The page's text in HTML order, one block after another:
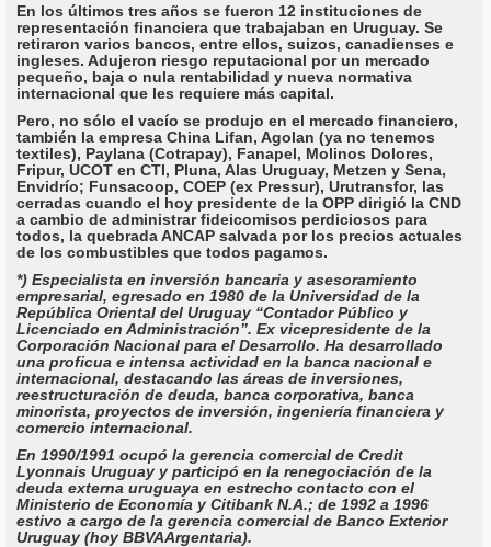
En los últimos tres años se fueron 12 instituciones de
representación financiera que trabajaban en Uruguay. Se
retiraron varios bancos, entre ellos, suizos, canadienses e
ingleses. Adujeron riesgo reputacional por un mercado
pequeño, baja o nula rentabilidad y nueva normativa
internacional que les requiere más capital.
Pero, no sólo el vacío se produjo en el mercado financiero,
también la empresa China Lifan, Agolan (ya no tenemos
textiles), Paylana (Cotrapay), Fanapel, Molinos Dolores,
Fripur, UCOT en CTI, Pluna, Alas Uruguay, Metzen y Sena,
Envidrío; Funsacoop, COEP (ex Pressur), Urutransfor, las
cerradas cuando el hoy presidente de la OPP dirigió la CND
a cambio de administrar fideicomisos perdiciosos para
todos, la quebrada ANCAP salvada por los precios actuales
de los combustibles que todos pagamos.
*) Especialista en inversión bancaria y asesoramiento
empresarial, egresado en 1980 de la Universidad de la
República Oriental del Uruguay “Contador Público y
Licenciado en Administración”. Ex vicepresidente de la
Corporación Nacional para el Desarrollo. Ha desarrollado
una proficua e intensa actividad en la banca nacional e
internacional, destacando las áreas de inversiones,
reestructuración de deuda, banca corporativa, banca
minorista, proyectos de inversión, ingeniería financiera y
comercio internacional.
En 1990/1991 ocupó la gerencia comercial de Credit
Lyonnais Uruguay y participó en la renegociación de la
deuda externa uruguaya en estrecho contacto con el
Ministerio de Economía y Citibank N.A.; de 1992 a 1996
estivo a cargo de la gerencia comercial de Banco Exterior
Uruguay (hoy BBVAArgentaria).